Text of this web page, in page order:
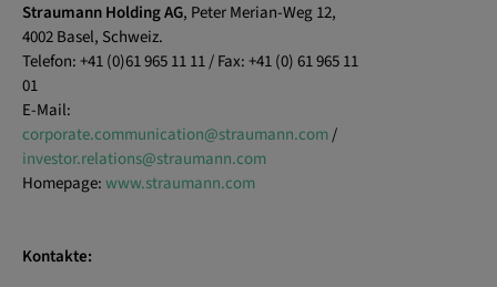
Straumann Holding AG, Peter Merian-Weg 12,
4002 Basel, Schweiz.
Telefon: +41 (0)61 965 11 11 / Fax: +41 (0) 61 965 11
01
E-Mail:
corporate.communication@straumann.com/
investor.relations@straumann.com
Homepage:www.straumann.com
Kontakte: